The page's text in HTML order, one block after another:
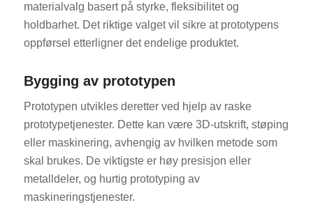
materialvalg basert på styrke, fleksibilitet og
holdbarhet. Det riktige valget vil sikre at prototypens
oppførsel etterligner det endelige produktet.
Bygging av prototypen
Prototypen utvikles deretter ved hjelp av raske
prototypetjenester. Dette kan være 3D-utskrift, støping
eller maskinering, avhengig av hvilken metode som
skal brukes. De viktigste er høy presisjon eller
metalldeler, og hurtig prototyping av
maskineringstjenester.